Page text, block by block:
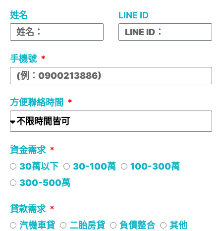
姓名 LINE ID
手機號
方便聯絡時間
資金需求
30萬以下
30-100萬
100-300萬
300-500萬
貸款需求
汽機車貸
二胎房貸 負債整合 其他